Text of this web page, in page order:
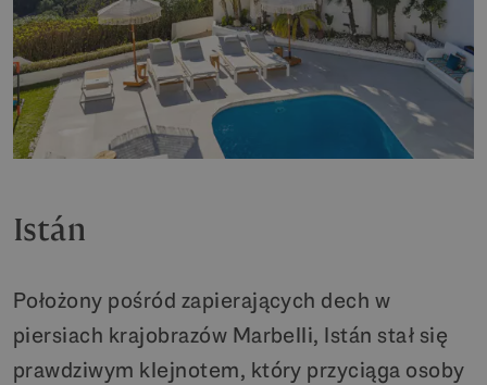
Istán
Położony pośród zapierających dech w
piersiach krajobrazów Marbelli, Istán stał się
prawdziwym klejnotem, który przyciąga osoby